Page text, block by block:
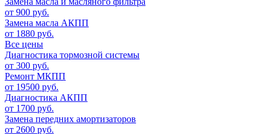
от 900 руб.
Замена масла АКПП
от 1880 руб.
Все цены
Диагностика тормозной системы
от 300 руб.
Ремонт МКПП
от 19500 руб.
Диагностика АКПП
от 1700 руб.
Замена передних амортизаторов
от 2600 руб.